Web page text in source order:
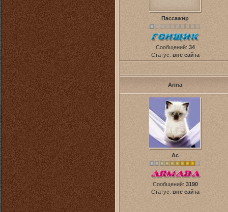
Пассажир
Сообщений: 34
Статус: вне сайта
Arina
Ас
Сообщений: 3190
Статус: вне сайта